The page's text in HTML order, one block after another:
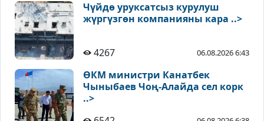
Чүйдө уруксатсыз курулуш
жүргүзгөн компанияны кара ..>
4267 06.08.2026 6:43
ӨКМ министри Канатбек
Чыныбаев Чоң-Алайда сел корк
..>